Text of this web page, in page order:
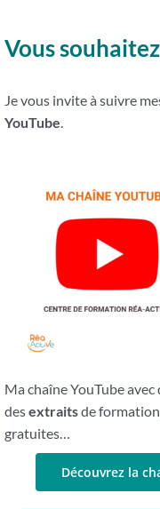
Vous
Je vous invite à suivre
YouTube
Ma chaîne YouTube
desextraitsde
gratuites…
Découvrez la